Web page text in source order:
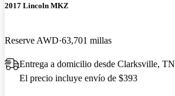
2017 Lincoln MKZ
Reserve AWD 63,701 millas
Entrega a domicilio desde Clarksville, TN
El precio incluye envío de $393